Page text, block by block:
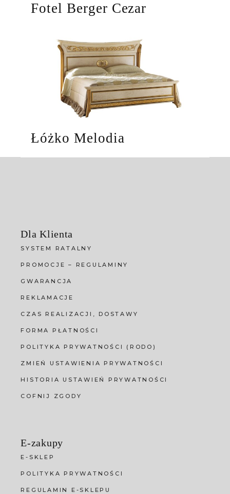
Fotel Berger Cezar
Łóżko Melodia
Dla Klienta
SYSTEM RATALNY
PROMOCJE – REGULAMINY
GWARANCJA
REKLAMACJE
CZAS REALIZACJI, DOSTAWY
FORMA PŁATNOŚCI
POLITYKA PRYWATNOŚCI (RODO)
ZMIEŃ USTAWIENIA PRYWATNOŚCI
HISTORIA USTAWIEŃ PRYWATNOŚCI
COFNIJ ZGODY
E-zakupy
E-SKLEP
POLITYKA PRYWATNOŚCI
REGULAMIN E-SKLEPU